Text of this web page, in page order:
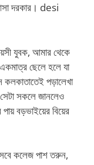
দরকার। desi
যুবক, আমার থেকে
ছেলে হলে যা
পড়ালেখা
সকলে জানলেও
বড়ভাইয়ের বিয়ের
কলেজ পাশ তরুন,